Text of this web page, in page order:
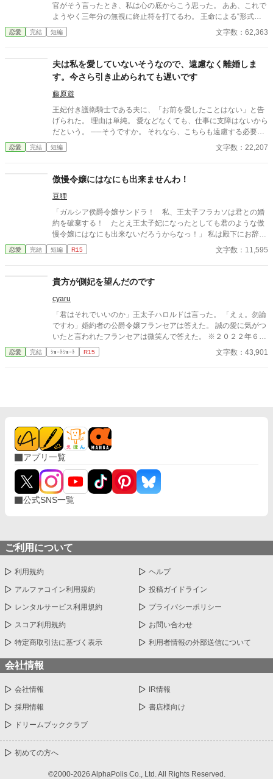
官がそう言ったとき、私は心の底からこう思った。 ああ、これで
ようやく三年分の無視に終止符を打てるわ。 王命による“形式結
婚”。 夫の顔も知らず、手紙もなし、戦地から帰ってきたという
噂すらない。 だから、はい、離婚。勝手に。 白い結婚だったの
恋愛 完結 短編 文字数：62,363
夫は私を愛していないそうなので、遠慮なく離婚しま
す。今さら引き止められても遅いです
藤原遊
王妃付き護衛騎士である夫に、「お前を愛したことはない」と告
げられた。 理由は単純。 愛などなくても、仕事に支障はないから
だという。 ──そうですか。 それなら、こちらも遠慮する必要は
ありませんね。 王妃の機嫌、侍女たちとの関係、贈り物の選定。
夫が「当然のように」こなしていたそれらは、すべて私が整えて
はもう遅い。 積み上げてきた信用は、静かに崩れていく。 一方で
恋愛 完結 短編 文字数：22,207
傲慢令嬢にはなにも出来ませんわ！
豆狸
「ガルシア侯爵令嬢サンドラ！ 私、王太子フラカソは君との婚
約を破棄する！ たとえ王太子妃になったとしても君のような傲
慢令嬢にはなにも出来ないだろうからなっ！」 私は殿下にお辞儀
をして、卒業パーティの会場から立ち去りました。 人生に一度の
機会なのにもったいない？ いえいえ。実は私、三度目の人生なん
恋愛 完結 短編 R15 文字数：11,595
貴方が側妃を望んだのです
cyaru
「君はそれでいいのか」王太子ハロルドは言った。 「えぇ。勿論
ですわ」婚約者の公爵令嬢フランセアは答えた。 誠の愛に気がつ
いたと言われたフランセアは微笑んで答えた。 ※２０２２年６月
１２日。一部書き足しました。 ※架空のお話です。現実世界の話
ではありません。 史実などに基づいたものではない事をご理解
さんの作品とは異なります（似てるモノ、同じものもあります）
※誤字脱字結構多い作者です（ごめんなさい）コメント欄より教
えて頂けると非常に助かります。
恋愛 完結 ｼｮｰﾄｼｮｰﾄ R15 文字数：43,901
アプリ一覧
公式SNS一覧
ご利用について
利用規約 ヘルプ
アルファコイン利用規約 投稿ガイドライン
レンタルサービス利用規約 プライバシーポリシー
スコア利用規約 お問い合わせ
特定商取引法に基づく表示 利用者情報の外部送信について
会社情報
会社情報 IR情報
採用情報 書店様向け
ドリームブッククラブ
初めての方へ
©2000-2026 AlphaPolis Co., Ltd. All Rights Reserved.